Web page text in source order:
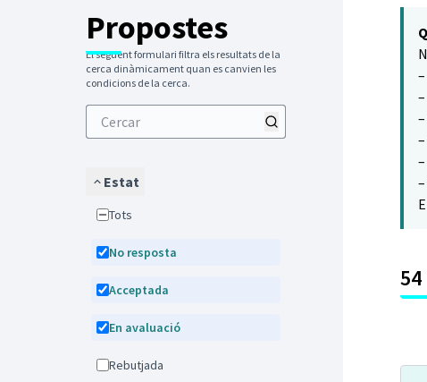
Propostes
El següent formulari filtra els resultats de la
cerca dinàmicament quan es canvien les
condicions de la cerca.
Estat
Tots
No resposta
Acceptada
En avaluació
Rebutjada